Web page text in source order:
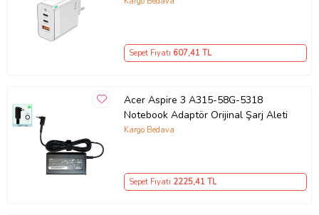
Adaptörü – Type-C ve USB Çıkışlı,
Evrensel 65W Duvar Tipi Şarj
Sepet Fiyatı 607,41 TL
Acer Aspire 3 A315-58G-5318
Notebook Adaptör Orijinal Şarj Aleti
Kargo Bedava
Sepet Fiyatı 2225,41 TL